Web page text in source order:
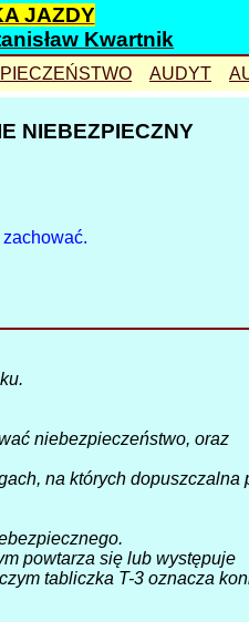
JAZDY
Kwartnik
prędkość
bezkolizyjnie
kolejowy
AUDYT
NIEBEZPIECZNY
niebezpieczeństwo, oraz
na których dopuszczalna
powtarza się lub występuje
tabliczka T-3 oznacza